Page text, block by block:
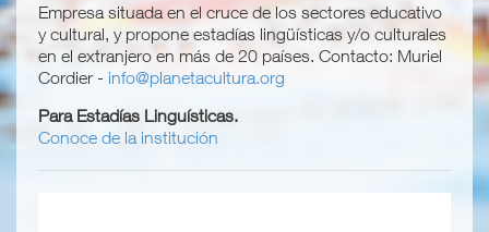
Empresa situada en el cruce de los sectores educativo
y cultural, y propone estadías lingüísticas y/o culturales
en el extranjero en más de 20 países. Contacto: Muriel
Cordier - info@planetacultura.org
Para Estadías Linguísticas.
Conoce de la institución